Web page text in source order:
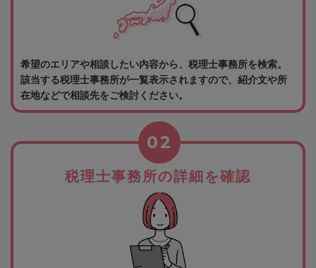
希望のエリアや相談したい内容から、税理士事務所を検索。
該当する税理士事務所が一覧表示されますので、紹介文や所
在地などで相談先をご検討ください。
税理士事務所の詳細を確認
02